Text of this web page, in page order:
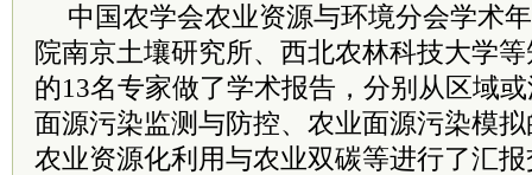
中国农学会农业资源与环境分会学术
院南京土壤研究所、西北农林科技大学
的13名专家做了学术报告，分别从区域
面源污染监测与防控、农业面源污染模
农业资源化利用与农业双碳等进行了汇